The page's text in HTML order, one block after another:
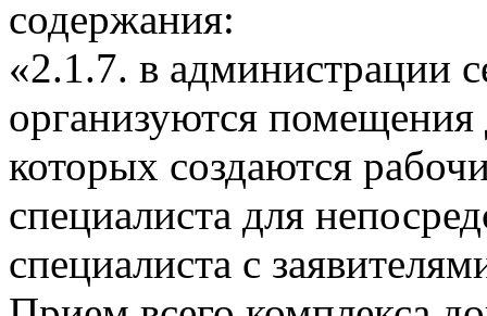
содержания:
«2.1.7. в администрации
организуются помещения
которых создаются
специалиста для
специалиста с